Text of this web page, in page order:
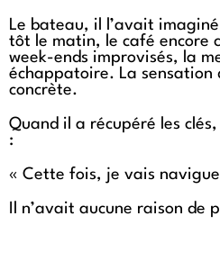
Le bateau, il l’avait
tôt le matin, le café encore
week-ends improvisés, la
échappatoire. La sensation
concrète.
Quand il a récupéré les
:
« Cette fois, je vais
Il n’avait aucune raison de